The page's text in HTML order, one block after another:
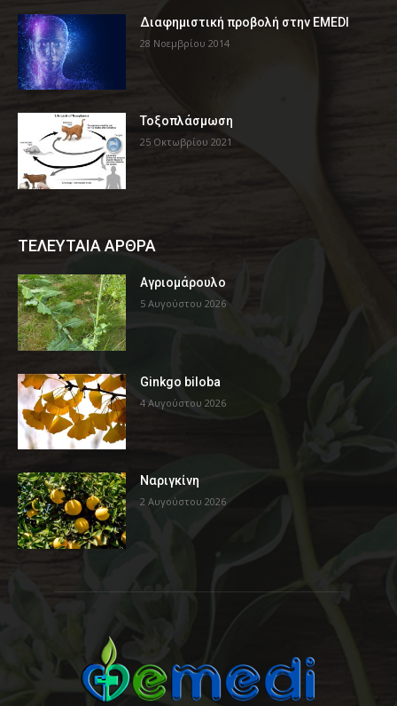
Διαφημιστική προβολή στην EMEDI
28 Νοεμβρίου 2014
Τοξοπλάσμωση
25 Οκτωβρίου 2021
ΤΕΛΕΥΤΑΙΑ ΑΡΘΡΑ
Αγριομάρουλο
5 Αυγούστου 2026
Ginkgo biloba
4 Αυγούστου 2026
Ναριγκίνη
2 Αυγούστου 2026